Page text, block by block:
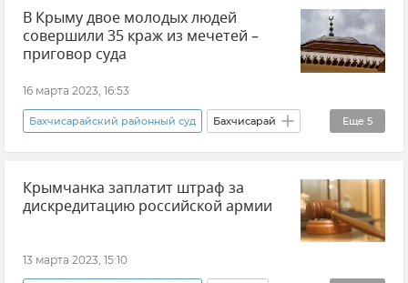
ДТП в Крыму и Севастополе ДТП
Приговор Крым
Новости Новости Крыма
В Крыму двое молодых людей
совершили 35 краж из мечетей –
приговор суда
16 марта 2023, 16:53
Еще 5
Бахчисарайский районный суд Бахчисарай
Происшествия Крым Новости
Новости Крыма Новости
Крымчанка заплатит штраф за
дискредитацию российской армии
13 марта 2023, 15:10